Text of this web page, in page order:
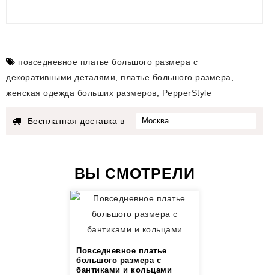
повседневное платье большого размера с
декоративными деталями
платье большого размера
женская одежда больших размеров
PepperStyle
Бесплатная доставка в
ВЫ СМОТРЕЛИ
Повседневное платье
большого размера с
бантиками и кольцами